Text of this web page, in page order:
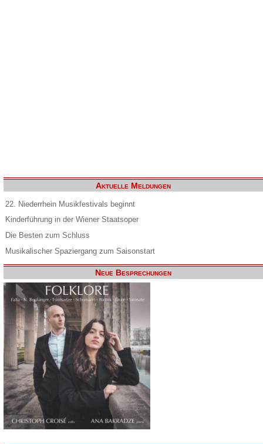
Aktuelle Meldungen
22. Niederrhein Musikfestivals beginnt
Kinderführung in der Wiener Staatsoper
Die Besten zum Schluss
Musikalischer Spaziergang zum Saisonstart
Neue Besprechungen